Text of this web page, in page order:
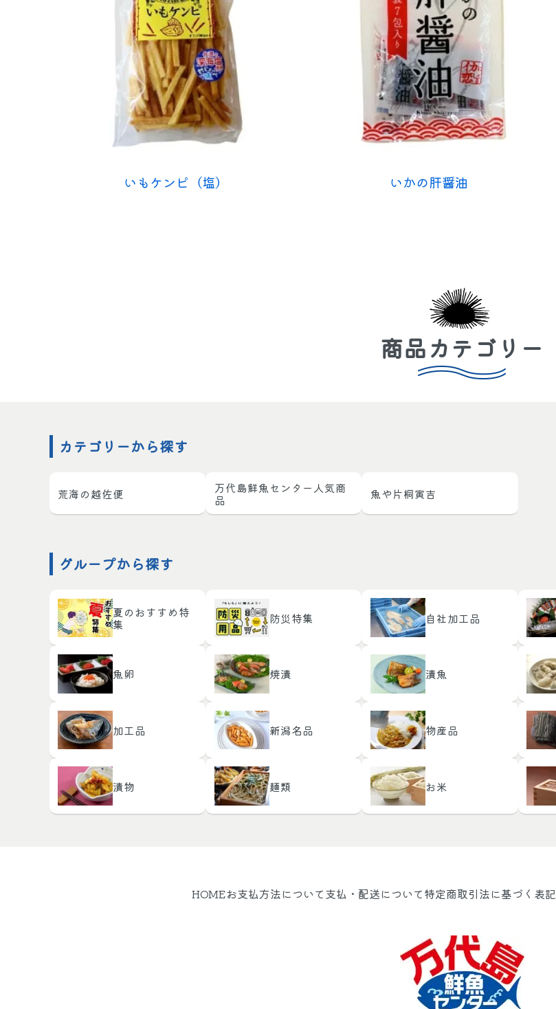
いもケンピ（塩） いかの肝醤油
商品カテゴリー
カテゴリーから探す
荒海の越佐便
万代島鮮魚センター人気商
品
魚や片桐寅吉
グループから探す
夏のおすすめ特
集
防災特集 自社加工品
魚卵 焼漬 漬魚
加工品 新潟名品 物産品
漬物 麺類 お米
HOMEお支払方法について支払・配送について特定商取引法に基づく表記